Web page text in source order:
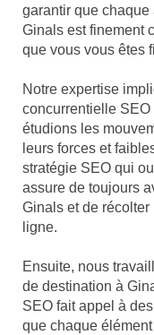
garantir que
Ginals est finement
que vous vous êtes
Notre expertise
concurrentielle
étudions les
leurs forces et
stratégie SEO qui
assure de toujours
Ginals et de
ligne.
Ensuite, nous
de destination à
SEO fait appel à
que chaque